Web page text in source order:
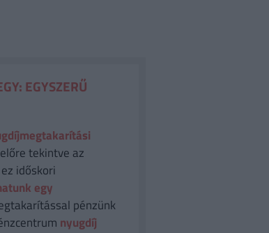
EGYSZERŰ
tekintve az
időskori
egy
pénzünk
nyugdíj